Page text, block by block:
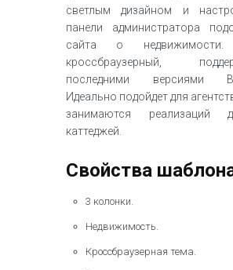
светлым дизайном и
панели администратора
сайта о
кроссбраузерный,
последними версиями
Идеально подойдет для
занимаются реализаций
каттеджей.
Свойства
3 колонки.
Недвижимость.
Кроссбраузерная тема.